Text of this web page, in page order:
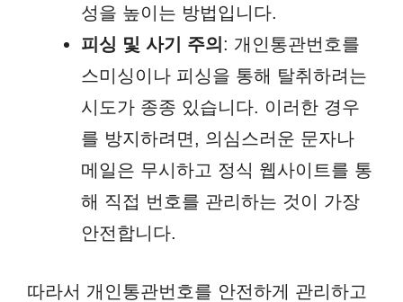
성을 높이는 방법입니다.
피싱 및 사기 주의 : 개인통관번호를
스미싱이나 피싱을 통해 탈취하려는
시도가 종종 있습니다. 이러한 경우
를 방지하려면, 의심스러운 문자나
메일은 무시하고 정식 웹사이트를 통
해 직접 번호를 관리하는 것이 가장
안전합니다.
따라서 개인통관번호를 안전하게 관리하고